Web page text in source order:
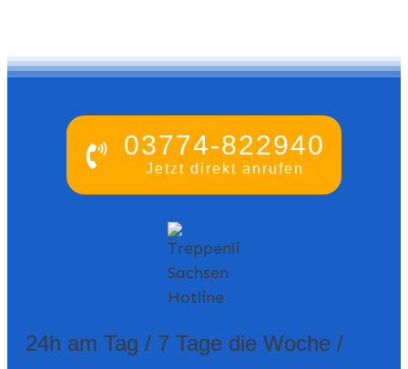
03774-822940
Jetzt direkt anrufen
24h am Tag / 7 Tage die Woche /